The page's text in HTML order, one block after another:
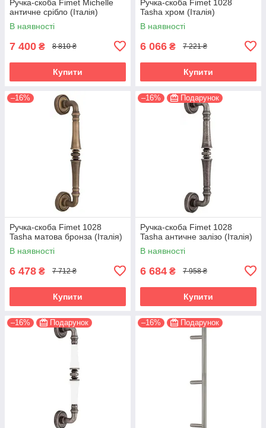
Ручка-скоба Fimet Michelle
античне срібло (Італія)
В наявності
7 400 ₴ 8 810 ₴
Купити
Ручка-скоба Fimet 1028
Tasha хром (Італія)
В наявності
6 066 ₴ 7 221 ₴
Купити
–16%
Ручка-скоба Fimet 1028
Tasha матова бронза (Італія)
В наявності
6 478 ₴ 7 712 ₴
Купити
–16% Подарунок
Ручка-скоба Fimet 1028
Tasha античне залізо (Італія)
В наявності
6 684 ₴ 7 958 ₴
Купити
–16% Подарунок –16% Подарунок